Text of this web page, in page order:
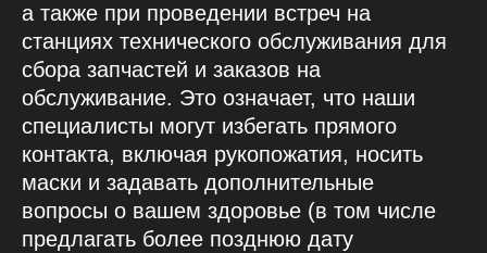
а также при проведении встреч на
станциях технического обслуживания для
сбора запчастей и заказов на
обслуживание. Это означает, что наши
специалисты могут избегать прямого
контакта, включая рукопожатия, носить
маски и задавать дополнительные
вопросы о вашем здоровье (в том числе
предлагать более позднюю дату